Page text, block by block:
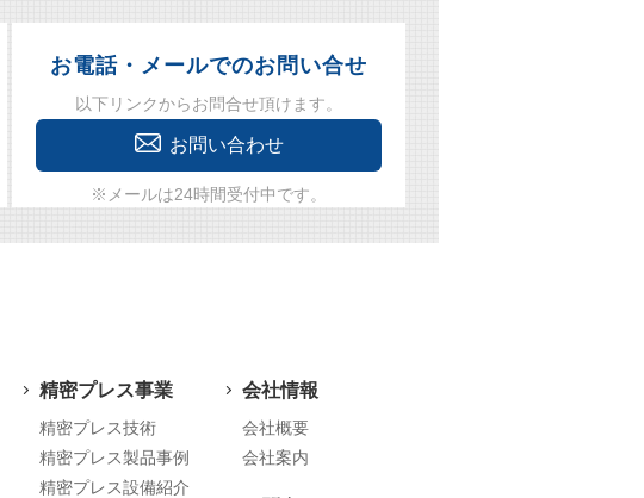
お電話・メールでのお問い合せ
以下リンクからお問合せ頂けます。
お問い合わせ
※メールは24時間受付中です。
精密プレス事業
精密プレス技術
精密プレス製品事例
精密プレス設備紹介
会社情報
会社概要
会社案内